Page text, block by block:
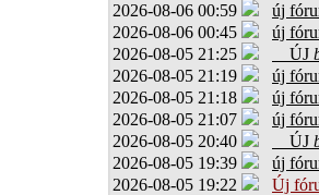
2026-08-06 00:59
új
2026-08-06 00:45
új
2026-08-05 21:25
ÚJ
2026-08-05 21:19
új
2026-08-05 21:18
új
2026-08-05 21:07
új
2026-08-05 20:40
ÚJ
2026-08-05 19:39
új
2026-08-05 19:22
Új